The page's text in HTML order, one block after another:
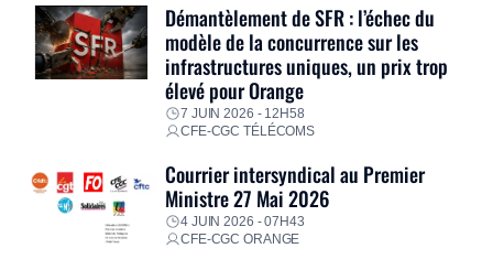
Démantèlement de SFR : l’échec du
modèle de la concurrence sur les
infrastructures uniques, un prix trop
élevé pour Orange
7 JUIN 2026 - 12H58
CFE-CGC TÉLÉCOMS
Courrier intersyndical au Premier
Ministre 27 Mai 2026
4 JUIN 2026 - 07H43
CFE-CGC ORANGE